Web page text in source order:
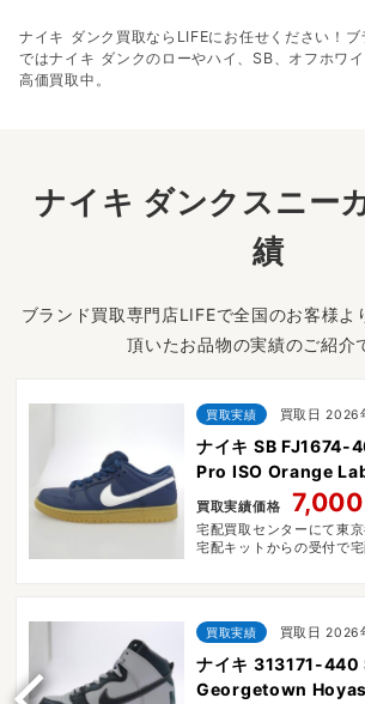
ナイキ ダンク買取ならLIFEにお任せください！
ではナイキ ダンクのローやハイ、SB、オフホワ
高価買取中。
ナイキ ダンクスニー
績
ブランド買取専門店LIFEで全国のお客様よ
頂いたお品物の実績のご紹介
買取実績 買取日 2026
ナイキ SB FJ1674-
Pro ISO Orange
買取実績価格 7,000
宅配買取センターにて東
宅配キットからの受付で
買取実績 買取日 2026
ナイキ 313171-440
Georgetown Hoyas